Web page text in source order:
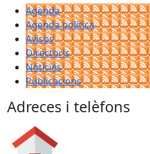
Agenda
Agenda política
Avisos
Directoris
Notícies
Publicacions
Adreces i telèfons